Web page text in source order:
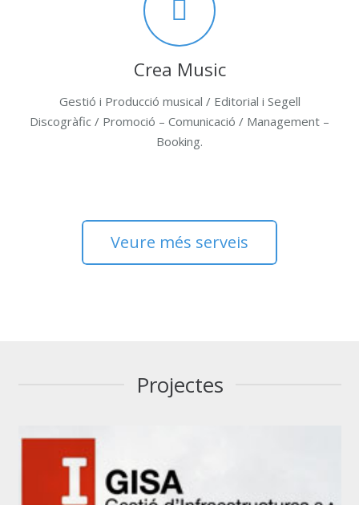
Crea Music
Gestió i Producció musical / Editorial i Segell
Discogràfic / Promoció – Comunicació / Management –
Booking.
Veure més serveis
Projectes